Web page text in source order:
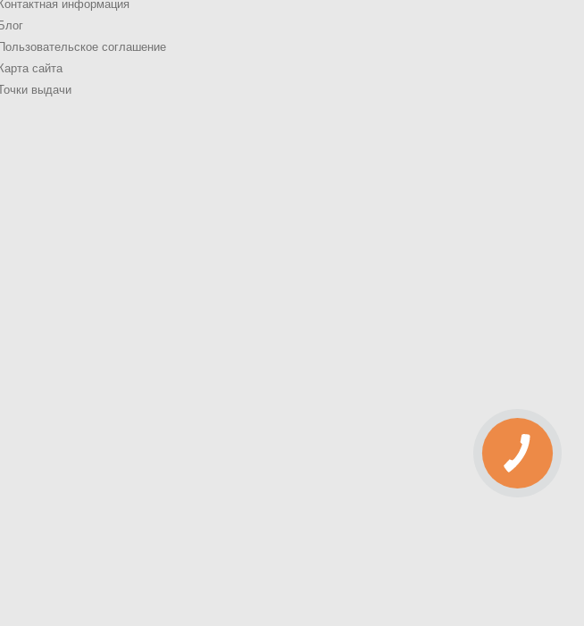
Контактная информация
Блог
Пользовательское соглашение
Карта сайта
выдачи